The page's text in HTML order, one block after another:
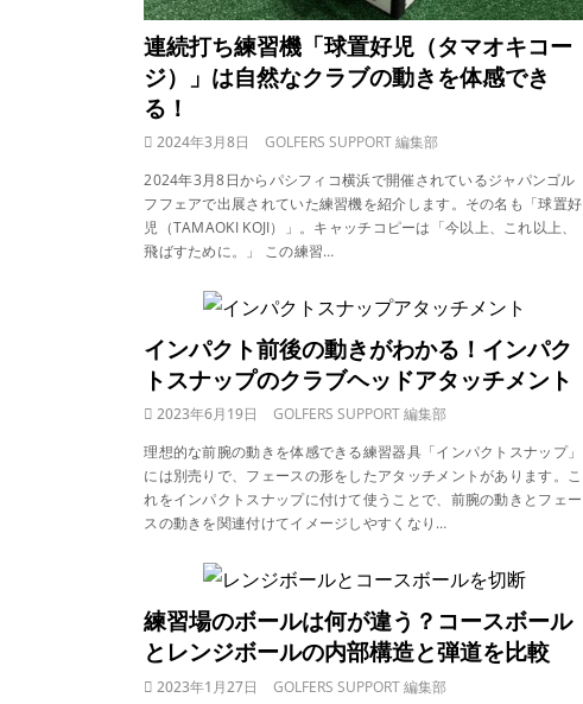
連続打ち練習機「球置好児（タマオキコー
ジ）」は自然なクラブの動きを体感でき
る！
2024年3月8日
GOLFERS SUPPORT 編集部
2024年3月8日からパシフィコ横浜で開催されているジャパンゴル
フフェアで出展されていた練習機を紹介します。その名も「球置好
児（TAMAOKI KOJI）」。キャッチコピーは「今以上、これ以上、
飛ばすために。」 この練習…
インパクト前後の動きがわかる！インパク
トスナップのクラブヘッドアタッチメント
2023年6月19日
GOLFERS SUPPORT 編集部
理想的な前腕の動きを体感できる練習器具「インパクトスナップ」
には別売りで、フェースの形をしたアタッチメントがあります。こ
れをインパクトスナップに付けて使うことで、前腕の動きとフェー
スの動きを関連付けてイメージしやすくなり…
練習場のボールは何が違う？コースボール
とレンジボールの内部構造と弾道を比較
2023年1月27日 GOLFERS SUPPORT 編集部